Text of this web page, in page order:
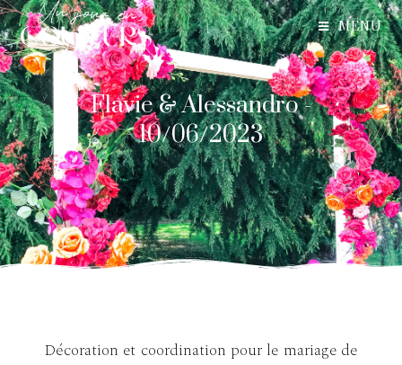
MENU
Flavie & Alessandro -
10/06/2023
|
Décoration et coordination pour le mariage de